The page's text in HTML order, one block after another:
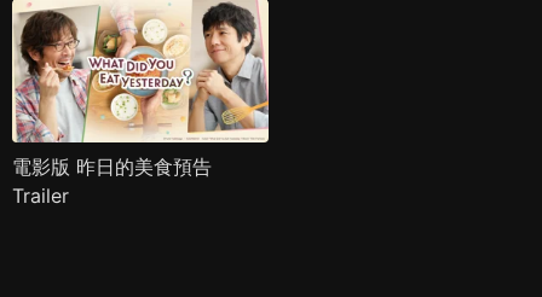
電影版 昨日的美食預告
Trailer